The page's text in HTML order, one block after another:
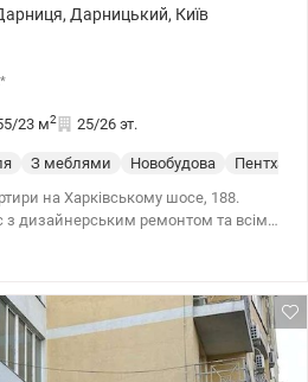
, Дарницький, Київ
*
23 м2 25/26 эт.
З меблями Новобудова
Пентхаус
на Харківському шосе, 188.
з дизайнерським ремонтом та всіма
кондиціонер, встановлено 3
залишаються новому власнику.
році за монолітно-каркасною
ремонти закінчені. Разом